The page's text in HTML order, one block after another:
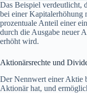
Das Beispiel verdeutlicht,
bei einer Kapitalerhöhung
prozentuale Anteil einer
durch die Ausgabe neuer
erhöht wird.
Aktionärsrechte und
Der Nennwert einer Aktie
Aktionär hat, und